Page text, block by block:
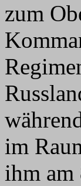
zum
im
ihm am